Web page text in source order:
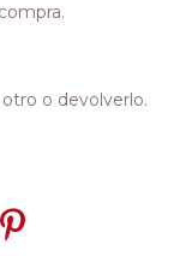
o devolverlo.